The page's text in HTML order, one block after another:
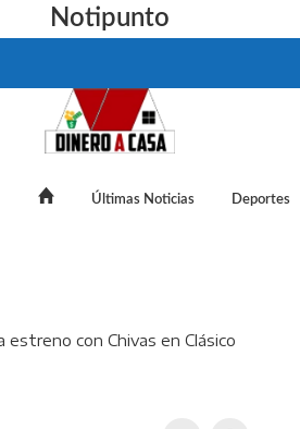
Notipunto
Últimas Noticias Deportes